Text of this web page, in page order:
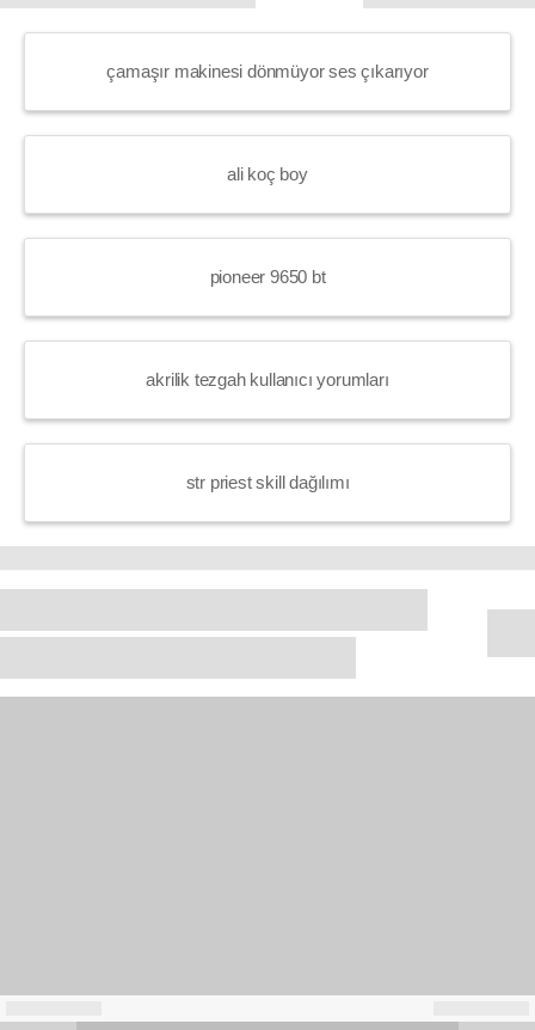
çamaşır makinesi dönmüyor ses çıkarıyor
ali koç boy
pioneer 9650 bt
akrilik tezgah kullanıcı yorumları
str priest skill dağılımı